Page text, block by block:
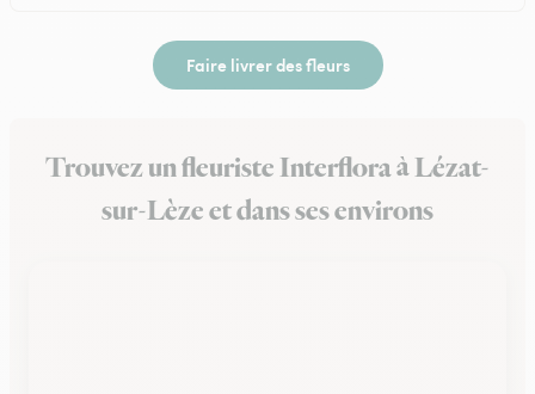
Faire livrer des fleurs
Trouvez un fleuriste Interflora à Lézat-
sur-Lèze et dans ses environs